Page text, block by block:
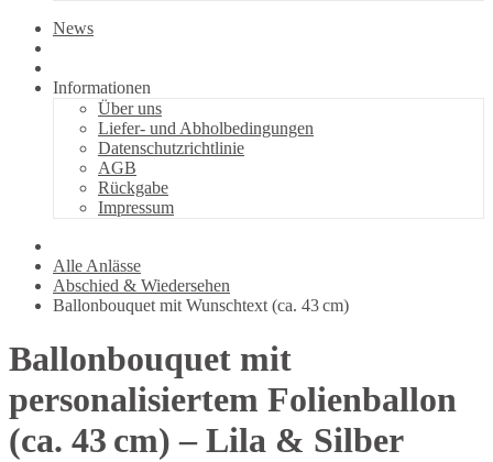
News
Informationen
Über uns
Liefer- und Abholbedingungen
Datenschutzrichtlinie
AGB
Rückgabe
Impressum
Alle Anlässe
Abschied & Wiedersehen
Ballonbouquet mit Wunschtext (ca. 43 cm)
Ballonbouquet mit
personalisiertem Folienballon
(ca. 43 cm) – Lila & Silber